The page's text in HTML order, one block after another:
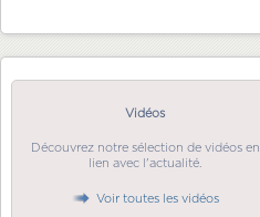
Vidéos
Découvrez notre sélection de vidéos en
lien avec l'actualité.
Voir toutes les vidéos